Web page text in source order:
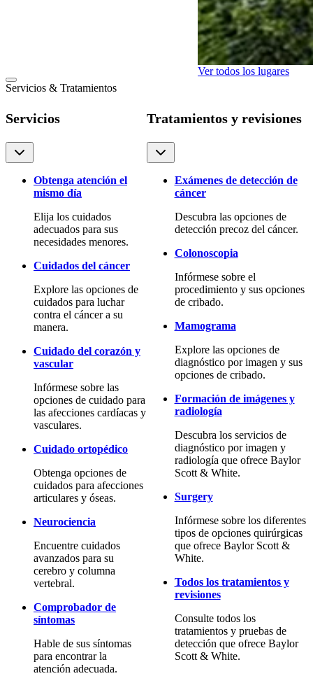
Ver todos los lugares
Servicios & Tratamientos
Servicios
Obtenga atención el
mismo día
Elija los cuidados
adecuados para sus
necesidades menores.
Cuidados del cáncer
Explore las opciones de
cuidados para luchar
contra el cáncer a su
manera.
Cuidado del corazón y
vascular
Infórmese sobre las
opciones de cuidado para
las afecciones cardíacas y
vasculares.
Cuidado ortopédico
Obtenga opciones de
cuidados para afecciones
articulares y óseas.
Neurociencia
Encuentre cuidados
avanzados para su
cerebro y columna
vertebral.
Comprobador de
síntomas
Hable de sus síntomas
para encontrar la
atención adecuada.
Tratamientos y revisiones
Exámenes de detección de
cáncer
Descubra las opciones de
detección precoz del cáncer.
Colonoscopia
Infórmese sobre el
procedimiento y sus opciones
de cribado.
Mamograma
Explore las opciones de
diagnóstico por imagen y sus
opciones de cribado.
Formación de imágenes y
radiología
Descubra los servicios de
diagnóstico por imagen y
radiología que ofrece Baylor
Scott & White.
Surgery
Infórmese sobre los diferentes
tipos de opciones quirúrgicas
que ofrece Baylor Scott &
White.
Todos los tratamientos y
revisiones
Consulte todos los
tratamientos y pruebas de
detección que ofrece Baylor
Scott & White.